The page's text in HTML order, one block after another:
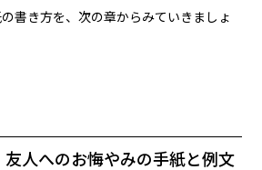
書き方を、次の章からみていきましょ
友人へのお悔やみの手紙と例文